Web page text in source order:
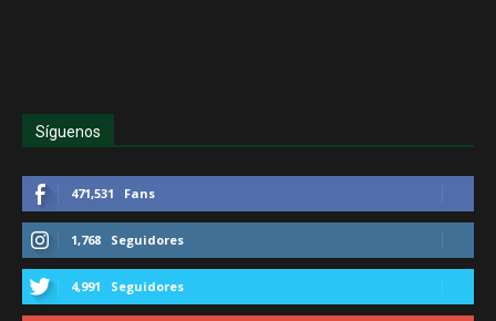
Síguenos
471,531 Fans
1,768 Seguidores
4,991 Seguidores